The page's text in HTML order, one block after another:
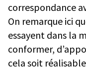
correspondance
On remarque ici
essayent dans la
conformer,
cela soit